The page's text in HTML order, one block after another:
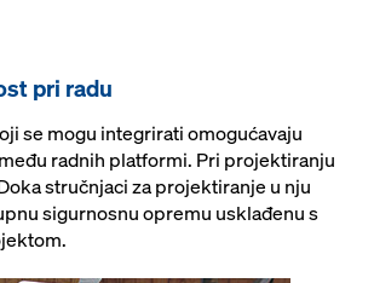
pri radu
se mogu integrirati omogućavaju
radnih platformi. Pri projektiranju
stručnjaci za projektiranje u nju
sigurnosnu opremu usklađenu s